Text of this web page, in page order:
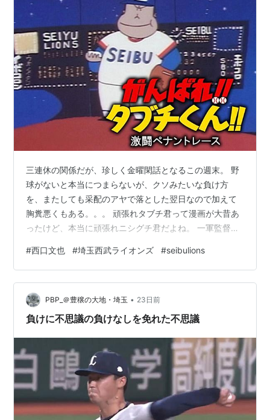
*1:マラソンランナーのオツオリに似ているからだとか
*2
2006年シーズン終了現在。
*3 :三度いずれも「28人目の打者」で記録達成を逃す。
三度のノーヒットノーラン未遂のうち2度までが2005年
中の出来事である。
右腕投手としては史上最速、第1位での達成。
三連休の関係だが、珍しく金曜閑話となるこの週末。 野
球がないと本当につまらないが、クソみたいな負け方
を、またしても采配のアヤで落とした翌日なので加えて
胸糞悪くもある。。。 頑張れタブチ君って漫画が大昔あ
ったけど、本当に頑張れニシグチ君だよね。 一軍監督二
の跡が見られない気がするのはPBPだけだろうか？ そう
いうと、こんなに貯金を積み上げてる監督なのだから、
よくやってるとか、名将だとか、器が大きいだろ💢とか
言う人々が現れる。 それも言論の自由だから尊重するけ
ど、冷静にここまでのライオンズの戦いぶりを見て欲し
#西口文也 #埼玉西武ライオンズ #seibulions
PBP_＠豊穣の大地・埼玉 • 23日前
負けに不思議の負けなしを免れた不思議